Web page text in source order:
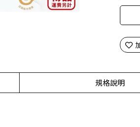
規格說明